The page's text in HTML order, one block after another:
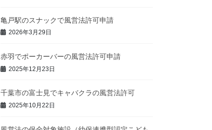
亀戸駅のスナックで風営法許可申請
2026年3月29日
赤羽でポーカーバーの風営法許可申請
2025年12月23日
千葉市の富士見でキャバクラの風営法許可
2025年10月22日